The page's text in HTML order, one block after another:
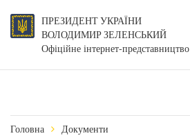
ПРЕЗИДЕНТ УКРАЇНИ
ВОЛОДИМИР ЗЕЛЕНСЬКИЙ
Офіційне інтернет-представництво
Головна Документи